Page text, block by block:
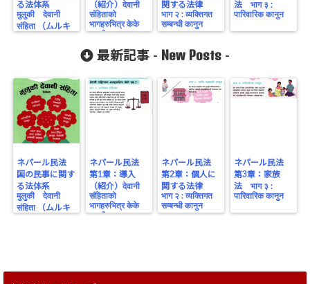
る法体系
मुलुकी देवानी
संहिता （ムルキ
（紹介）देवानी
संहिताको
भागहरुभित्र केके
छन् ? भाग १ :
関する法律
भाग २ : व्यक्तिगत
सम्बन्धी कानुन
法 भाग ३ :
पारिवारिक कानुन
最新記事 - New Posts -
ネパール民法
国の民事に関す
る法体系
मुलुकी देवानी
संहिता （ムルキ
ネパール民法
第1章：導入
（紹介）देवानी
संहिताको
भागहरुभित्र केके
छन् ? भाग १ :
ネパール民法
第2章：個人に
関する法律
भाग २ : व्यक्तिगत
सम्बन्धी कानुन
ネパール民法
第3章：家族
法 भाग ३ :
पारिवारिक कानुन